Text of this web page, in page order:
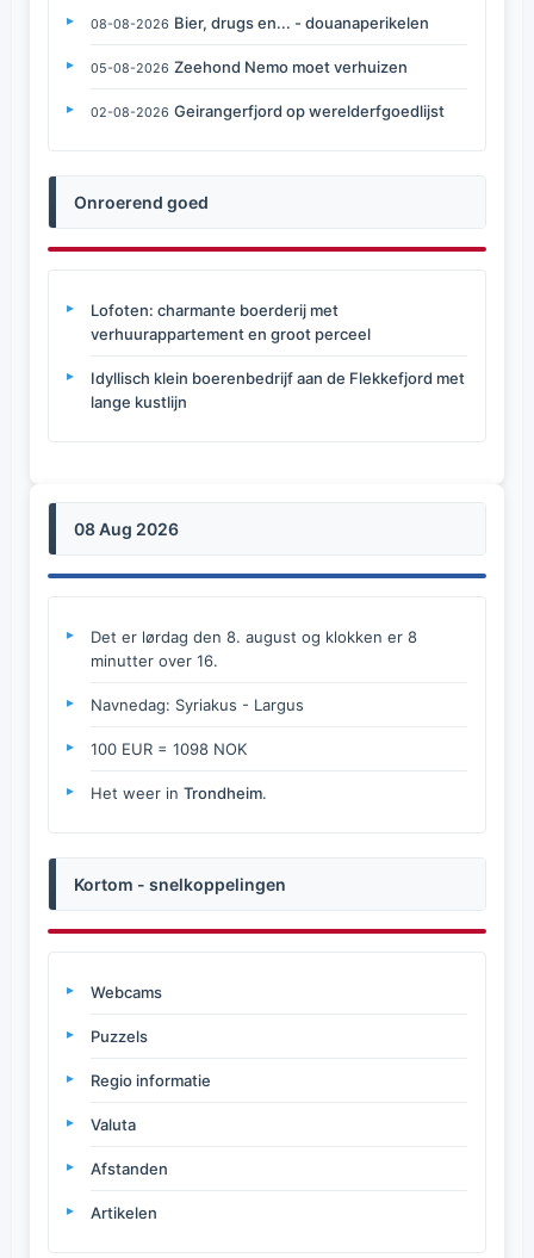
08-08-2026 Bier, drugs en... - douanaperikelen
05-08-2026 Zeehond Nemo moet verhuizen
02-08-2026 Geirangerfjord op werelderfgoedlijst
Onroerend goed
Lofoten: charmante boerderij met
verhuurappartement en groot perceel
Idyllisch klein boerenbedrijf aan de Flekkefjord met
lange kustlijn
08 Aug 2026
Det er lørdag den 8. august og klokken er 8
minutter over 16.
Navnedag: Syriakus - Largus
100 EUR = 1098 NOK
Het weer in Trondheim.
Kortom - snelkoppelingen
Webcams
Puzzels
Regio informatie
Valuta
Afstanden
Artikelen